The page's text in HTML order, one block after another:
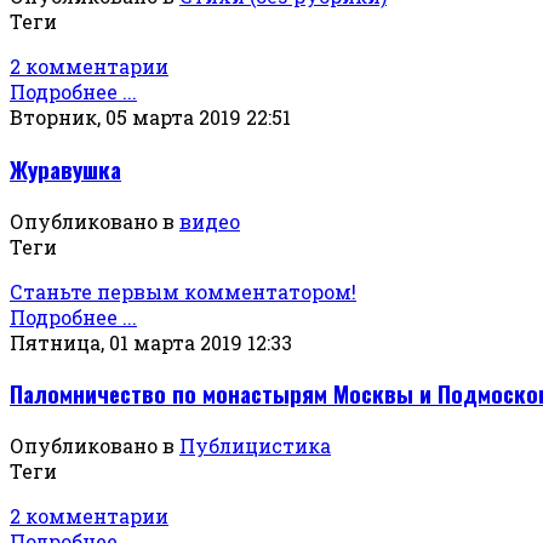
Теги
2 комментарии
Подробнее ...
Вторник, 05 марта 2019 22:51
Журавушка
Опубликовано в видео
Теги
Станьте первым комментатором!
Подробнее ...
Пятница, 01 марта 2019 12:33
Паломничество по монастырям Москвы и
Опубликовано в Публицистика
Теги
2 комментарии